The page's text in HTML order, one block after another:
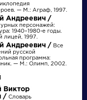
И К Л
— М.: Аграф, 1997.
Андреевич /
персонажей:
1940–1980-е годы.
лицей, 1997.
Андреевич / Все
русской
программа:
— М.: Олимп, 2002.
Виктор
/ Словарь